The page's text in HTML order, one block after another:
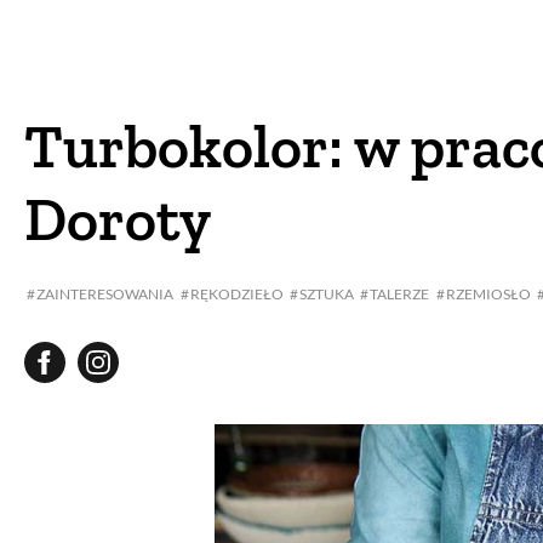
Turbokolor: w
Doroty
ZAINTERESOWANIA RĘKODZIEŁO SZTUKA TALERZE RZEMIOSŁO
PROJEKTOWANIE
ZWIERZĘTA W
DANIA